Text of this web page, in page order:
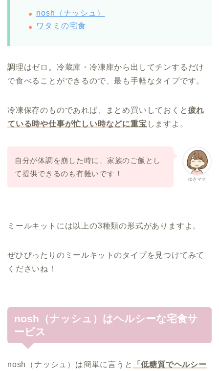
nosh（ナッシュ）
ワタミの宅食
調理はゼロ。冷蔵庫・冷凍庫から出してチンするだけ
で食べることができるので、最も手軽なタイプです。
冷凍保存のものであれば、まとめ買いしておくと 疲れ
ている時や仕事が忙しい時などに重宝 しますよ。
ゆきママ
自分が体調を崩した時に、家族のご飯とし
て提供できるのも有難いです！
ミールキットには以上の3種類の形式がありますよ。
ぜひぴったりのミールキットのタイプを見つけてみて
くださいね！
nosh（ナッシュ）はヘルシーな宅食サ
ービス
nosh（ナッシュ）は簡単に言うと 「低糖質でヘルシー